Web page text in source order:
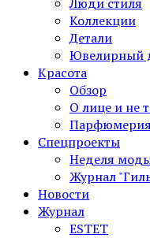
Коллекции
Детали
Ювелирный
Красота
Обзор
О лице и не
Парфюмерия
Спецпроекты
Неделя
Журнал
Новости
Журнал
ESTET